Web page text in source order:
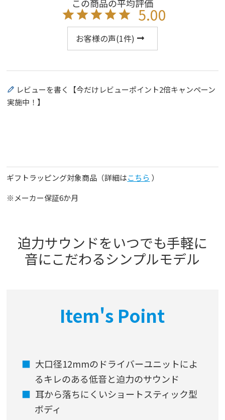
5.00
お客様の声(1件)
レビューを書く【今だけレビューポイント2倍キャンペーン
実施中！】
ギフトラッピング対象商品（詳細はこちら ）
※メーカー保証6か月
迫力サウンドをいつでも手軽に
音にこだわるシンプルモデル
Item's Point
大口径12mmのドライバーユニットによ
るキレのある低音と迫力のサウンド
耳から落ちにくいショートスティック型
ボディ